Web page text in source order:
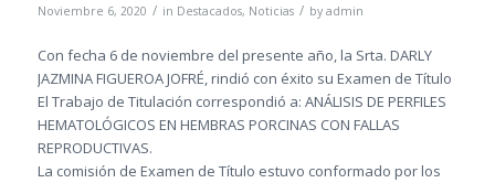
Noviembre 6, 2020 / in Destacados, Noticias / by admin
Con fecha 6 de noviembre del presente año, la Srta. DARLY
JAZMINA FIGUEROA JOFRÉ, rindió con éxito su Examen de Título
El Trabajo de Titulación correspondió a: ANÁLISIS DE PERFILES
HEMATOLÓGICOS EN HEMBRAS PORCINAS CON FALLAS
REPRODUCTIVAS.
La comisión de Examen de Título estuvo conformado por los